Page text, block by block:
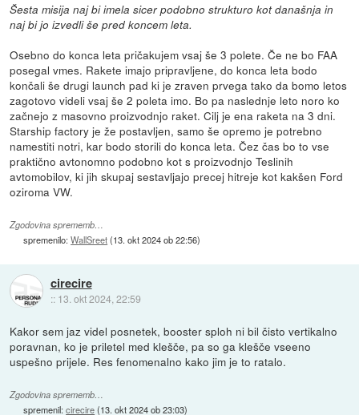
Šesta misija naj bi imela sicer podobno strukturo kot današnja in
naj bi jo izvedli še pred koncem leta.
Osebno do konca leta pričakujem vsaj še 3 polete. Če ne bo FAA
posegal vmes. Rakete imajo pripravljene, do konca leta bodo
končali še drugi launch pad ki je zraven prvega tako da bomo letos
zagotovo videli vsaj še 2 poleta imo. Bo pa naslednje leto noro ko
začnejo z masovno proizvodnjo raket. Cilj je ena raketa na 3 dni.
Starship factory je že postavljen, samo še opremo je potrebno
namestiti notri, kar bodo storili do konca leta. Čez čas bo to vse
praktično avtonomno podobno kot s proizvodnjo Teslinih
avtomobilov, ki jih skupaj sestavljajo precej hitreje kot kakšen Ford
oziroma VW.
Zgodovina sprememb…
spremenilo:WallSreet(13. okt 2024 ob 22:56)
cirecire
:: 13. okt 2024, 22:59
Kakor sem jaz videl posnetek, booster sploh ni bil čisto vertikalno
poravnan, ko je priletel med klešče, pa so ga klešče vseeno
uspešno prijele. Res fenomenalno kako jim je to ratalo.
Zgodovina sprememb…
spremenil:cirecire(13. okt 2024 ob 23:03)